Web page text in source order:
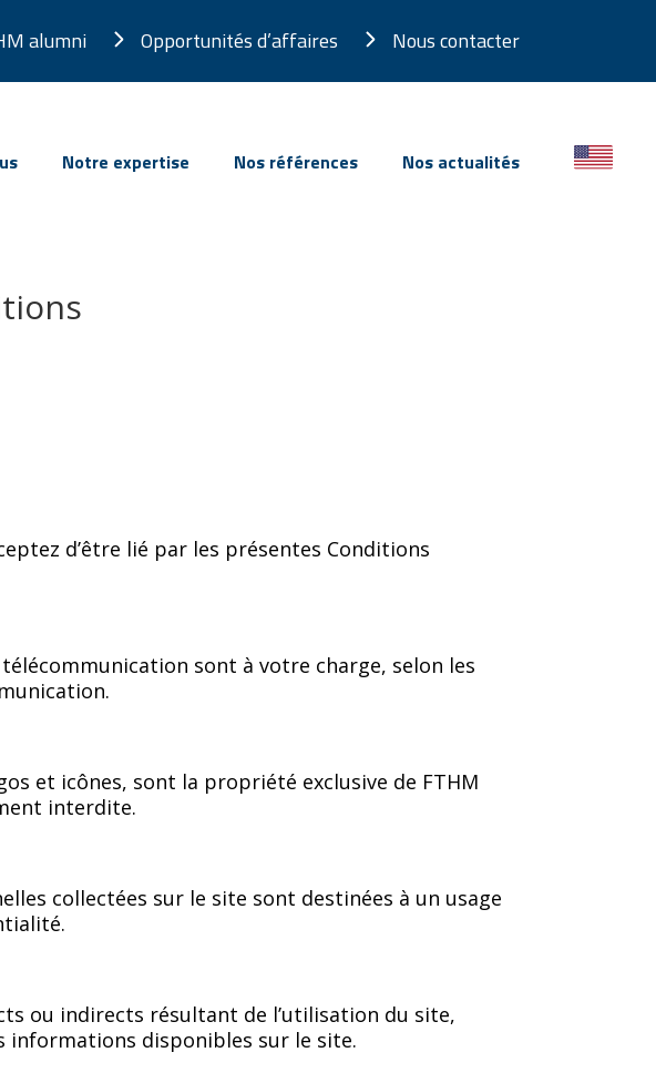
alumni Opportunités d’affaires Nous contacter
Notre expertise Nos références Nos actualités
d’être lié par les présentes Conditions
télécommunication sont à votre charge, selon les
et icônes, sont la propriété exclusive de FTHM
interdite.
collectées sur le site sont destinées à un usage
ou indirects résultant de l’utilisation du site,
informations disponibles sur le site.